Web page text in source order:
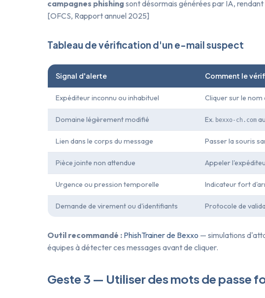
campagnes phishing sont désormais générées par IA,
[OFCS, Rapport annuel 2025]
Tableau de vérification d'un e-mail suspect
Signal d'alerte Comment le
Expéditeur inconnu ou inhabituel Cliquer sur le
Domaine légèrement modifié Ex. bexxo-ch.com
Lien dans le corps du message Passer la souris
Pièce jointe non attendue Appeler
Urgence ou pression temporelle Indicateur fort
Demande de virement ou d'identifiants Protocole de
Outil recommandé : PhishTrainer de Bexxo — simulations
équipes à détecter ces messages avant de cliquer.
Geste 3 — Utiliser des mots de passe